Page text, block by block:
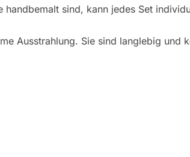
sind, kann jedes Set
Ausstrahlung. Sie sind langlebig und